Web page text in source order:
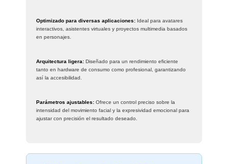
Optimizado para diversas aplicaciones: Ideal para avatares
interactivos, asistentes virtuales y proyectos multimedia basados ​​
en personajes.
Arquitectura ligera: Diseñado para un rendimiento eficiente
tanto en hardware de consumo como profesional, garantizando
así la accesibilidad.
Parámetros ajustables: Ofrece un control preciso sobre la
intensidad del movimiento facial y la expresividad emocional para
ajustar con precisión el resultado deseado.